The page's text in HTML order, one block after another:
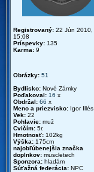
Registrovaný: 22 Jún 2010,
15:08
Príspevky: 135
Karma: 9
Obrázky: 51
Bydlisko: Nové Zámky
Poďakoval: 16 x
Obdržal: 66 x
Meno a priezvisko: Igor Illés
Vek: 22
Pohlavie: muž
Cvičím: 5r.
Hmotnosť: 102kg
Výška: 175cm
najobľúbenejšia značka
doplnkov: muscletech
Sponzora: hladám
Súťažná federácia: NPC